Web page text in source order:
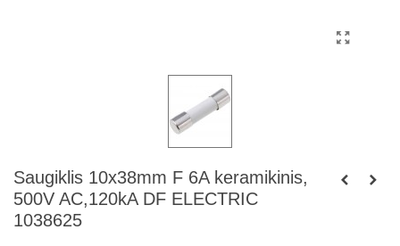
Saugiklis 10x38mm F 6A keramikinis,
500V AC,120kA DF ELECTRIC
1038625